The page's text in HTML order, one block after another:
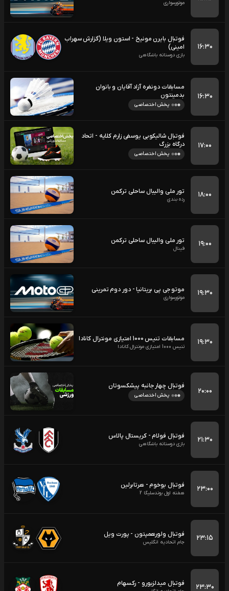
موتورسواری
۱۶:۳۰
فوتبال بایرن مونیخ - استون ویلا (گزارش سهراب
امینی)
بازی دوستانه باشگاهی
۱۶:۳۰
مسابقات دونفره آزاد آقایان و بانوان
بدمینتون
پخش اختصاصی
۱۷:۰۰
فوتبال شالیکوبی یوسفی زارم کلایه - اتحاد
درگاه بزرگ
پخش اختصاصی
۱۸:۰۰ تور ملی والیبال ساحلی ترکمن
رده بندی
۱۹:۰۰ تور ملی والیبال ساحلی ترکمن
فینال
۱۹:۳۰ موتو جی پی بریتانیا - دور دوم تمرینی
موتورسواری
۱۹:۳۰ مسابقات تنیس 1000 امتیازی مونترال کانادا
تنیس 1000 امتیازی مونترال کانادا
۲۰:۰۰
فوتبال چهار جانبه پیشکسوتان
پخش اختصاصی
۲۱:۳۰ فوتبال فولام - کریستال پالاس
بازی دوستانه باشگاهی
۲۳:۰۰ فوتبال بوخوم - هرتابرلین
هفته اول بوندسلیگا 2
۲۳:۱۵ فوتبال ولورهمپتون - پورت ویل
جام اتحادیه انگلیس
۲۳:۳۰ فوتبال میدلزبورو - رکسهام